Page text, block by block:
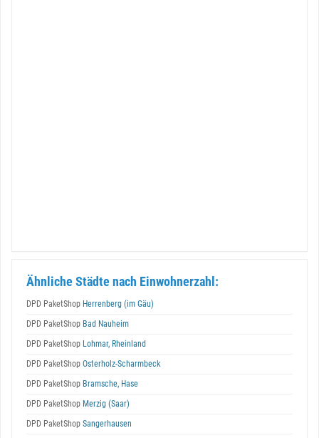
Ähnliche Städte nach Einwohnerzahl:
DPD PaketShop Herrenberg (im Gäu)
DPD PaketShop Bad Nauheim
DPD PaketShop Lohmar, Rheinland
DPD PaketShop Osterholz-Scharmbeck
DPD PaketShop Bramsche, Hase
DPD PaketShop Merzig (Saar)
DPD PaketShop Sangerhausen